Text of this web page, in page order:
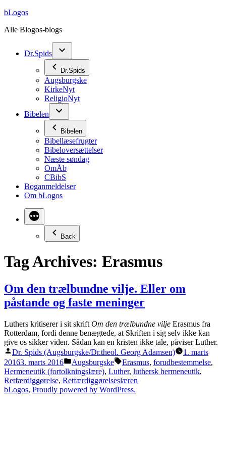
Videre
indhold
bLogos
Alle Blogos-blogs
Dr.Spids
Dr.Spids
Augsburgske
KirkeNyt
ReligioNyt
Bibelen
Bibelen
Bibellæsefrugter
Bibeloversættelser
Næste søndag
OmÅb
CBibS
Boganmeldelser
Om bLogos
Back
Tag Archives: Erasmus
Om den trælbundne vilje. Eller om
påstande og faste meninger
Luthers kritiserer i sit skrift Om den trælbundne vilje Erasmus fra
Rotterdam, fordi denne benægtede, at Skriften i sig selv ikke kan
give os sikker viden. Sådan kan en kristen ikke tale, påviser Luther.
Posted
by
Dr. Spids (Augsburgske/Dr.theol. Georg Adamsen)
1. marts
20163. marts 2016
Posted
in
Augsburgske Tags:
Erasmus, forudbestemmelse,
Hermeneutik (fortolkningslære), Luther, luthersk hermeneutik,
Retfærdiggørelse, Retfærdiggørelseslæren
bLogos, Proudly powered by WordPress.